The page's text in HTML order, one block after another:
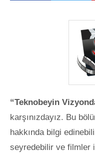
“Teknobeyin
karşınızdayız. Bu
hakkında bilgi
seyredebilir ve filmler